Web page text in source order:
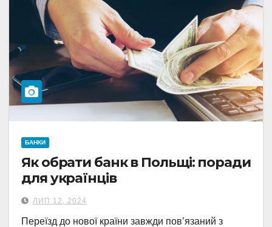
БАНКИ
Як обрати банк в Польщі: поради
для українців
ЛИП 12, 2024
Переїзд до нової країни завжди пов’язаний з